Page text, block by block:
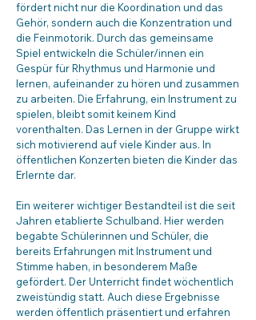
fördert nicht nur die Koordination und das
Gehör, sondern auch die Konzentration und
die Feinmotorik. Durch das gemeinsame
Spiel entwickeln die Schüler/innen ein
Gespür für Rhythmus und Harmonie und
lernen, aufeinander zu hören und zusammen
zu arbeiten. Die Erfahrung, ein Instrument zu
spielen, bleibt somit keinem Kind
vorenthalten. Das Lernen in der Gruppe wirkt
sich motivierend auf viele Kinder aus. In
öffentlichen Konzerten bieten die Kinder das
Erlernte dar.
Ein weiterer wichtiger Bestandteil ist die seit
Jahren etablierte Schulband. Hier werden
begabte Schülerinnen und Schüler, die
bereits Erfahrungen mit Instrument und
Stimme haben, in besonderem Maße
gefördert. Der Unterricht findet wöchentlich
zweistündig statt. Auch diese Ergebnisse
werden öffentlich präsentiert und erfahren